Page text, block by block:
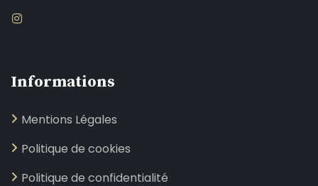
Informations
Mentions Légales
Politique de cookies
Politique de confidentialité